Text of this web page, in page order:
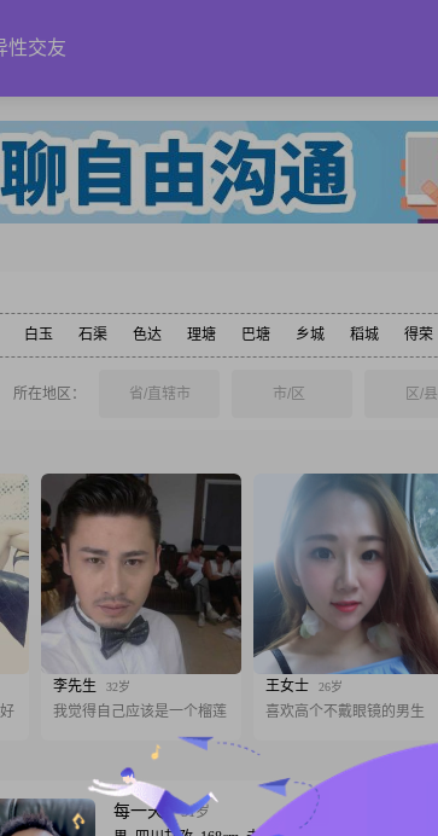
性交友
白玉 石渠 色达 理塘 巴塘 乡城 稻城 得荣
所在地区： 省/直辖市 市/区 区/县
李先生 32岁
我觉得自己应该是一个榴莲
王女士 26岁
喜欢高个不戴眼镜的男生
每一天
51岁